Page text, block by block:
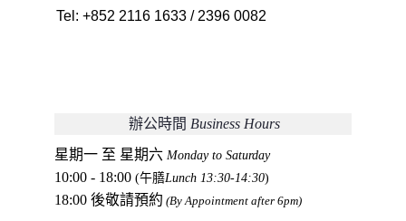
Tel: +852 2116 1633 / 2396 0082
辦公時間 Business Hours
星期一 至 星期六 Monday to Saturday
10:00 - 18:00 (午膳Lunch 13:30-14:30)
18:00 後敬請預約 (By Appointment after 6pm)